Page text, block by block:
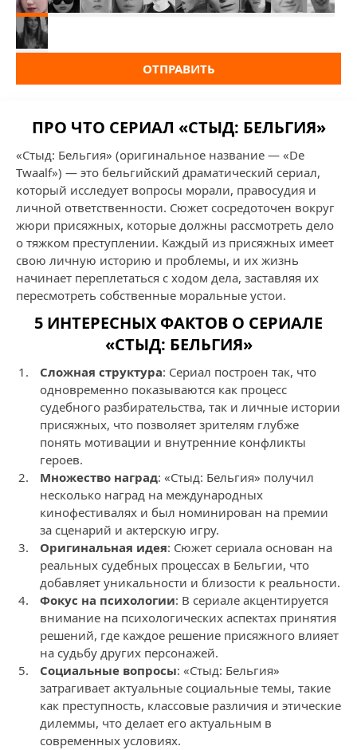
ОТПРАВИТЬ
ПРО ЧТО СЕРИАЛ «СТЫД: БЕЛЬГИЯ»
«Стыд: Бельгия» (оригинальное название — «De
Twaalf») — это бельгийский драматический сериал,
который исследует вопросы морали, правосудия и
личной ответственности. Сюжет сосредоточен вокруг
жюри присяжных, которые должны рассмотреть дело
о тяжком преступлении. Каждый из присяжных имеет
свою личную историю и проблемы, и их жизнь
начинает переплетаться с ходом дела, заставляя их
пересмотреть собственные моральные устои.
5 ИНТЕРЕСНЫХ ФАКТОВ О СЕРИАЛЕ
«СТЫД: БЕЛЬГИЯ»
Сложная структура: Сериал построен так, что
одновременно показываются как процесс
судебного разбирательства, так и личные истории
присяжных, что позволяет зрителям глубже
понять мотивации и внутренние конфликты
героев.
Множество наград: «Стыд: Бельгия» получил
несколько наград на международных
кинофестивалях и был номинирован на премии
за сценарий и актерскую игру.
Оригинальная идея: Сюжет сериала основан на
реальных судебных процессах в Бельгии, что
добавляет уникальности и близости к реальности.
Фокус на психологии: В сериале акцентируется
внимание на психологических аспектах принятия
решений, где каждое решение присяжного влияет
на судьбу других персонажей.
Социальные вопросы: «Стыд: Бельгия»
затрагивает актуальные социальные темы, такие
как преступность, классовые различия и этические
дилеммы, что делает его актуальным в
современных условиях.